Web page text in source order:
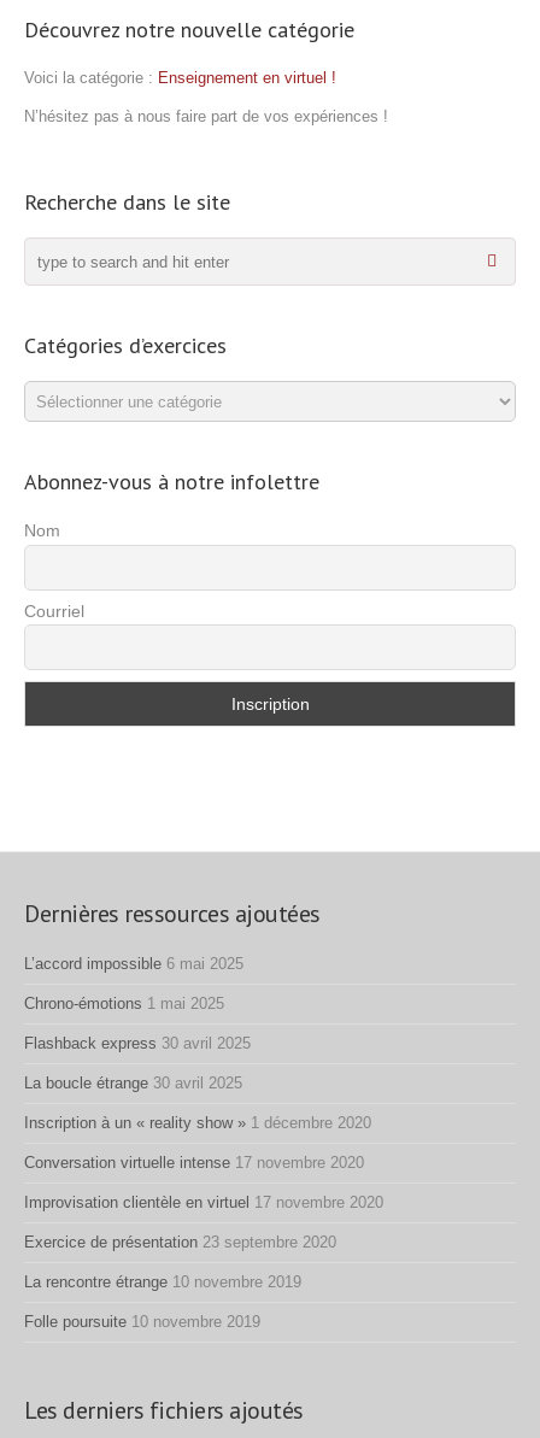
Découvrez notre nouvelle catégorie
Voici la catégorie : Enseignement en virtuel !
N’hésitez pas à nous faire part de vos expériences !
Recherche dans le site
Catégories d’exercices
Catégories
d’exercices
Abonnez-vous à notre infolettre
Nom
Courriel
Dernières ressources ajoutées
L’accord impossible 6 mai 2025
Chrono-émotions 1 mai 2025
Flashback express 30 avril 2025
La boucle étrange 30 avril 2025
Inscription à un « reality show » 1 décembre 2020
Conversation virtuelle intense 17 novembre 2020
Improvisation clientèle en virtuel 17 novembre 2020
Exercice de présentation 23 septembre 2020
La rencontre étrange 10 novembre 2019
Folle poursuite 10 novembre 2019
Les derniers fichiers ajoutés